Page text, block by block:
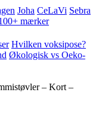
Joha CeLaVi Sebra
mærker
Hvilken voksipose?
Økologisk vs Oeko-
– Kort –